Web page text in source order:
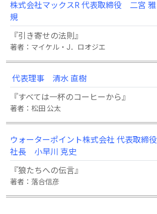
株式会社マックスR 代表取締役 二宮 雅
規
『引き寄せの法則』
著者：マイケル・J．ロオジエ
代表理事 清水 直樹
『すべては一杯のコーヒーから』
著者：松田 公太
ウォーターポイント株式会社 代表取締役
社長 小早川 克史
『狼たちへの伝言』
著者：落合信彦